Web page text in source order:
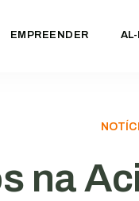
EMPREENDER
na